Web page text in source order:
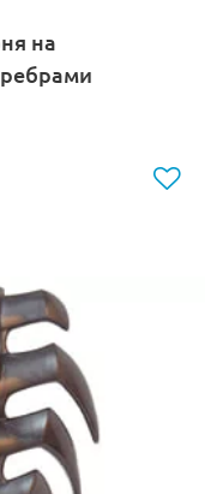
Лего вместе с
на